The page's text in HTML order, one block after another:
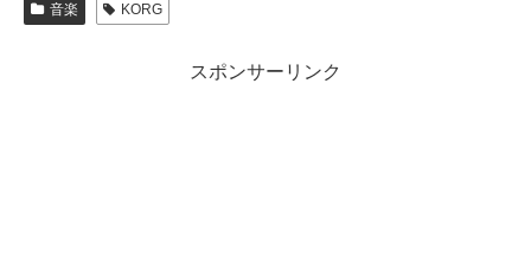
音楽 KORG
スポンサーリンク